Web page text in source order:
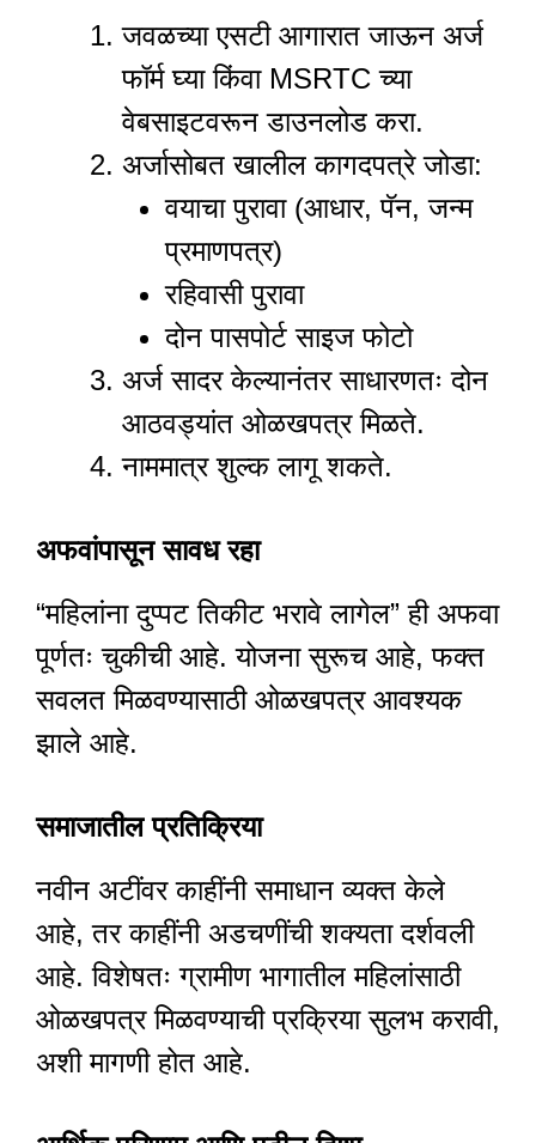
जवळच्या एसटी आगारात जाऊन अर्ज
फॉर्म घ्या किंवा MSRTC च्या
वेबसाइटवरून डाउनलोड करा.
अर्जासोबत खालील कागदपत्रे जोडा:
वयाचा पुरावा (आधार, पॅन, जन्म
प्रमाणपत्र)
रहिवासी पुरावा
दोन पासपोर्ट साइज फोटो
अर्ज सादर केल्यानंतर साधारणतः दोन
आठवड्यांत ओळखपत्र मिळते.
नाममात्र शुल्क लागू शकते.
अफवांपासून सावध रहा
“महिलांना दुप्पट तिकीट भरावे लागेल” ही अफवा
पूर्णतः चुकीची आहे. योजना सुरूच आहे, फक्त
सवलत मिळवण्यासाठी ओळखपत्र आवश्यक
झाले आहे.
समाजातील प्रतिक्रिया
नवीन अटींवर काहींनी समाधान व्यक्त केले
आहे, तर काहींनी अडचणींची शक्यता दर्शवली
आहे. विशेषतः ग्रामीण भागातील महिलांसाठी
ओळखपत्र मिळवण्याची प्रक्रिया सुलभ करावी,
अशी मागणी होत आहे.